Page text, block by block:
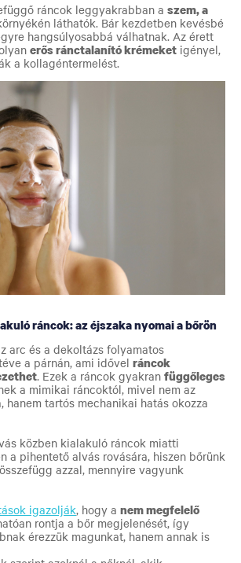
ráncok leggyakrabban a szem, a
láthatók. Bár kezdetben kevésbé
hangsúlyosabbá válhatnak. Az érett
erős ránctalanító krémeket igényel,
a kollagéntermelést.
ráncok: az éjszaka nyomai a bőrön
arc és a dekoltázs folyamatos
a párnán, ami idővel ráncok
. Ezek a ráncok gyakran függőleges
a mimikai ráncoktól, mivel nem az
hanem tartós mechanikai hatás okozza
közben kialakuló ráncok miatti
a pihentető alvás rovására, hiszen bőrünk
azzal, mennyire vagyunk
igazolják, hogy a nem megfelelő
rontja a bőr megjelenését, így
érezzük magunkat, hanem annak is